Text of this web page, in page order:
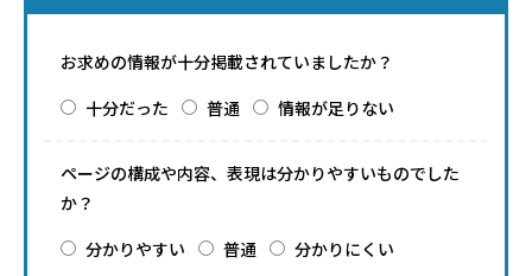
お求めの情報が十分掲載されていましたか？
十分だった
普通 情報が足りない
ページの構成や内容、表現は分かりやすいものでした
か？
分かりやすい
普通 分かりにくい